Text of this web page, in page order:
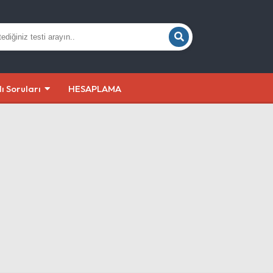
Soruları HESAPLAMA